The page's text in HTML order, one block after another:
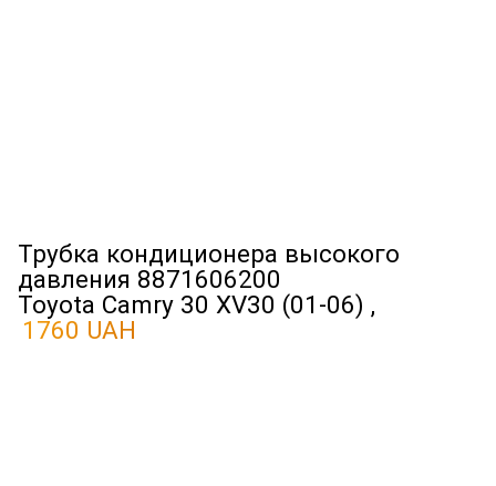
Трубка кондиционера высокого
давления 8871606200
Toyota Camry 30 XV30 (01-06) ,
1760 UAH